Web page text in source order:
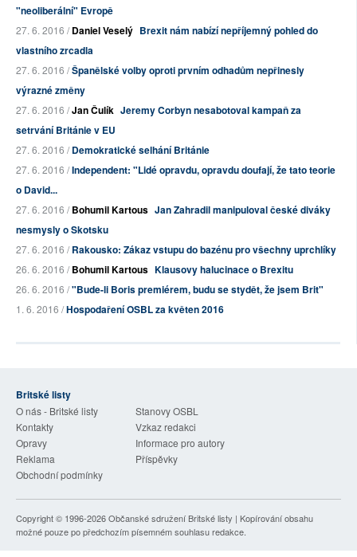
"neoliberální" Evropě
27. 6. 2016 /Daniel Veselý Brexit nám nabízí nepříjemný pohled do
vlastního zrcadla
27. 6. 2016 /Španělské volby oproti prvním odhadům nepřinesly
výrazné změny
27. 6. 2016 /Jan Čulík Jeremy Corbyn nesabotoval kampaň za
setrvání Británie v EU
27. 6. 2016 /Demokratické selhání Británie
27. 6. 2016 /Independent: "Lidé opravdu, opravdu doufají, že tato teorie
o David...
27. 6. 2016 /Bohumil Kartous Jan Zahradil manipuloval české diváky
nesmysly o Skotsku
27. 6. 2016 /Rakousko: Zákaz vstupu do bazénu pro všechny uprchlíky
26. 6. 2016 /Bohumil Kartous Klausovy halucinace o Brexitu
26. 6. 2016 /"Bude-li Boris premiérem, budu se stydět, že jsem Brit"
1. 6. 2016 /Hospodaření OSBL za květen 2016
Britské listy
O nás - Britské listy
Stanovy OSBL
Kontakty
Vzkaz redakci
Opravy
Informace pro autory
Reklama
Příspěvky
Obchodní podmínky
Copyright © 1996-2026Občanské sdružení Britské listy | Kopírování obsahu
možné pouze po předchozím písemném souhlasu redakce.